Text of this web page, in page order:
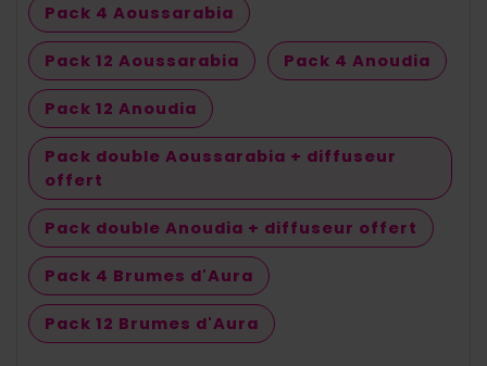
Pack 4 Aoussarabia
Pack 12 Aoussarabia Pack 4 Anoudia
Pack 12 Anoudia
Pack double Aoussarabia + diffuseur
offert
Pack double Anoudia + diffuseur offert
Pack 4 Brumes d'Aura
Pack 12 Brumes d'Aura